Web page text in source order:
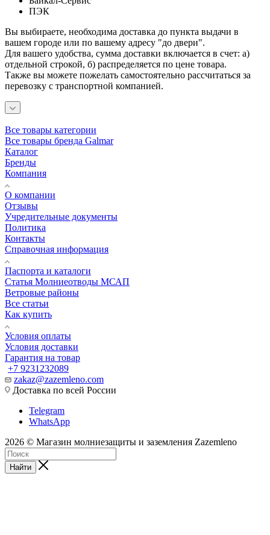
ПЭК
Вы выбираете, необходима доставка до пункта выдачи в
вашем городе или по вашему адресу "до двери".
Для вашего удобства, сумма доставки включается в счет: а)
отдельной строкой, б) распределяется по цене товара.
Также вы можете пожелать самостоятельно рассчитаться за
перевозку с транспортной компанией.
Все товары категории
Все товары бренда Galmar
Каталог
Бренды
Компания
О компании
Отзывы
Учредительные документы
Политика
Контакты
Справочная информация
Паспорта и каталоги
Статья Молниеотводы МСАП
Ветровые районы
Все статьи
Как купить
Условия оплаты
Условия доставки
Гарантия на товар
+7 9231232089
zakaz@zazemleno.com
Доставка по всей России
Telegram
WhatsApp
2026 © Магазин молниезащиты и заземления Zazemleno
Найти